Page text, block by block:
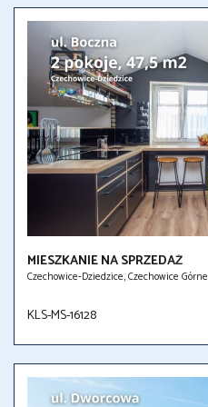
MIESZKANIE NA SPRZEDAŻ
Czechowice-Dziedzice, Czechowice Górne
KLS-MS-16128